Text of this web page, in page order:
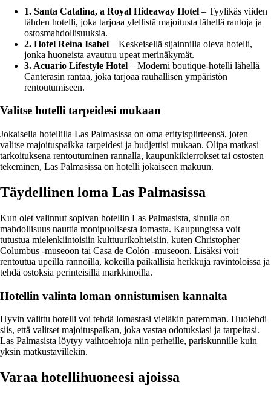
1. Santa Catalina, a Royal Hideaway Hotel – Tyylikäs viiden
tähden hotelli, joka tarjoaa ylellistä majoitusta lähellä rantoja ja
ostosmahdollisuuksia.
2. Hotel Reina Isabel – Keskeisellä sijainnilla oleva hotelli,
jonka huoneista avautuu upeat merinäkymät.
3. Acuario Lifestyle Hotel – Moderni boutique-hotelli lähellä
Canterasin rantaa, joka tarjoaa rauhallisen ympäristön
rentoutumiseen.
Valitse hotelli tarpeidesi mukaan
Jokaisella hotellilla Las Palmasissa on oma erityispiirteensä, joten
valitse majoituspaikka tarpeidesi ja budjettisi mukaan. Olipa matkasi
tarkoituksena rentoutuminen rannalla, kaupunkikierrokset tai ostosten
tekeminen, Las Palmasissa on hotelli jokaiseen makuun.
Täydellinen loma Las Palmasissa
Kun olet valinnut sopivan hotellin Las Palmasista, sinulla on
mahdollisuus nauttia monipuolisesta lomasta. Kaupungissa voit
tutustua mielenkiintoisiin kulttuurikohteisiin, kuten Christopher
Columbus -museoon tai Casa de Colón -museoon. Lisäksi voit
rentoutua upeilla rannoilla, kokeilla paikallisia herkkuja ravintoloissa ja
tehdä ostoksia perinteisillä markkinoilla.
Hotellin valinta loman onnistumisen kannalta
Hyvin valittu hotelli voi tehdä lomastasi vieläkin paremman. Huolehdi
siis, että valitset majoituspaikan, joka vastaa odotuksiasi ja tarpeitasi.
Las Palmasista löytyy vaihtoehtoja niin perheille, pariskunnille kuin
yksin matkustavillekin.
Varaa hotellihuoneesi ajoissa